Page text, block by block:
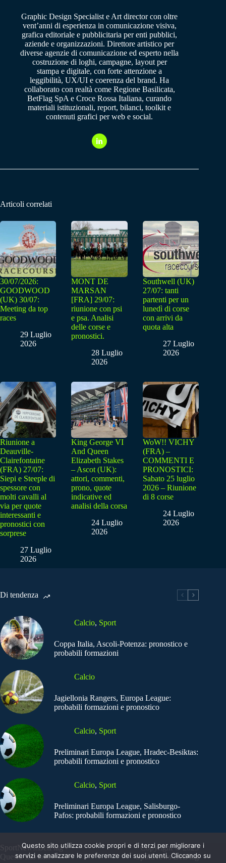
Graphic Design Specialist e Art director con oltre
vent’anni di esperienza in comunicazione visiva,
grafica editoriale e pubblicitaria per enti pubblici,
aziende e organizzazioni. Direttore artistico per
diverse agenzie di comunicazione ed esperto nella
costruzione di loghi, campagne, layout per
stampa e digitale, con forte attenzione a
leggibilità, UX/UI e coerenza del brand. Ha
collaborato con realtà come Regione Basilicata,
BetFlag SpA e Croce Rossa Italiana, curando
materiali istituzionali, report, bilanci, toolkit e
contenuti grafici per web e social.
Articoli correlati
30/07/2026:
GOODWOOD
(UK) 30/07:
Meeting da top
races
29 Luglio
2026
MONT DE
MARSAN
[FRA] 29/07:
riunione con psi
e psa. Analisi
delle corse e
pronostici.
28 Luglio
2026
Southwell (UK)
27/07: tanti
partenti per un
lunedì di corse
con arrivi da
quota alta
27 Luglio
2026
Riunione a
Deauville-
Clairefontaine
(FRA) 27/07:
Siepi e Steeple di
spessore con
molti cavalli al
via per quote
interessanti e
pronostici con
sorprese
27 Luglio
2026
King George VI
And Queen
Elizabeth Stakes
– Ascot (UK):
attori, commenti,
prono, quote
indicative ed
analisi della corsa
24 Luglio
2026
WoW!! VICHY
(FRA) –
COMMENTI E
PRONOSTICI:
Sabato 25 luglio
2026 – Riunione
di 8 corse
24 Luglio
2026
Di tendenza
Calcio, Sport
Coppa Italia, Ascoli-Potenza: pronostico e
probabili formazioni
Calcio
Jagiellonia Rangers, Europa League:
probabili formazioni e pronostico
Calcio, Sport
Preliminari Europa League, Hradec-Besiktas:
probabili formazioni e pronostico
Calcio, Sport
Preliminari Europa League, Salisburgo-
Pafos: probabili formazioni e pronostico
SportNews.BetFlag -
Questo sito non
Copyright © 2025
SportNews BetFlag
Questo sito utilizza cookie propri e di terzi per migliorare i
servizi e analizzare le preferenze dei suoi utenti. Cliccando su